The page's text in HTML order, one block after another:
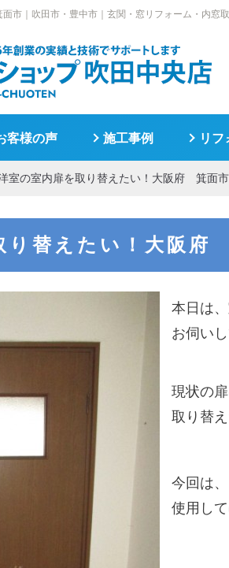
市｜ 吹田市・豊中市｜玄関・窓リフォーム・内窓
室の室内扉を取り替えたい！大阪府 箕面市
客様の声 施工事例 リフ
り替えたい！大阪府
本日は
お伺い
現状の
取り替
今回は
使用し